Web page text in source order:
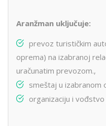
Aranžman uključuje:
prevoz turističkim
oprema) na izabranoj
uračunatim prevozom.,
smeštaj u izabranom
organizaciju i vođstvo